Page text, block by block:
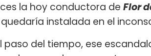
la hoy conductora de Flor
instalada en el
paso del tiempo, ese